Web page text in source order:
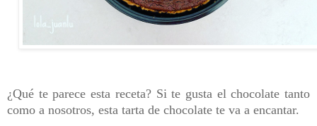
¿Qué te parece esta receta? Si te gusta el chocolate tanto
como a nosotros, esta tarta de chocolate te va a encantar.